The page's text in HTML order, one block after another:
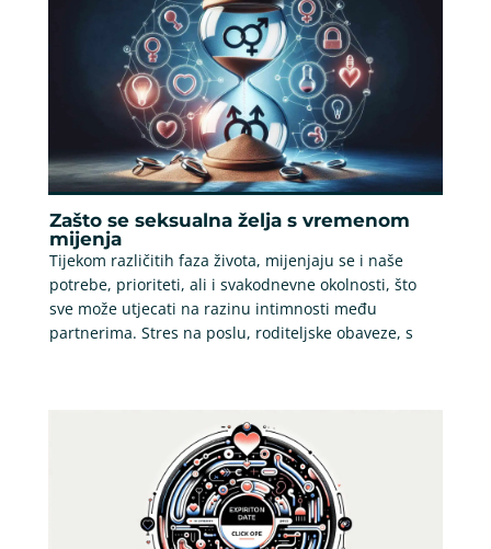
Zašto se seksualna želja s vremenom
mijenja
Tijekom različitih faza života, mijenjaju se i naše
potrebe, prioriteti, ali i svakodnevne okolnosti, što
sve može utjecati na razinu intimnosti među
partnerima. Stres na poslu, roditeljske obaveze, s